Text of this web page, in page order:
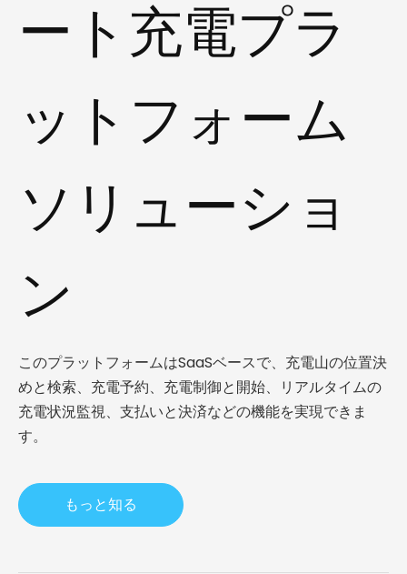
ート充電プラ
ットフォーム
ソリューショ
ン
このプラットフォームはSaaSベースで、充電山の位置決
めと検索、充電予約、充電制御と開始、リアルタイムの
充電状況監視、支払いと決済などの機能を実現できま
す。
もっと知る